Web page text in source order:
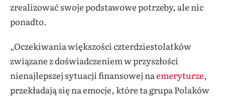
zrealizować swoje podstawowe potrzeby, ale nic
ponadto.
„Oczekiwania większości czterdziestolatków
związane z doświadczeniem w przyszłości
nienajlepszej sytuacji finansowej naemeryturze,
przekładają się na emocje, które ta grupa Polaków